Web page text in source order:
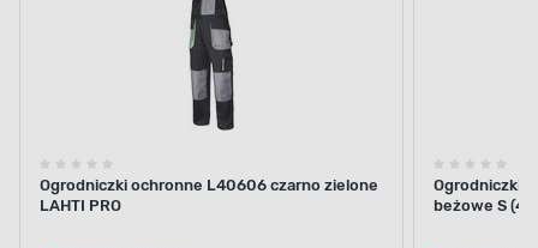
Ogrodniczki ochronne L40606 czarno zielone
LAHTI PRO
Ogrodniczki
beżowe S